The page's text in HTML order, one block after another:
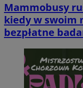
Mammobusy
kiedy w swoim
bezpłatne